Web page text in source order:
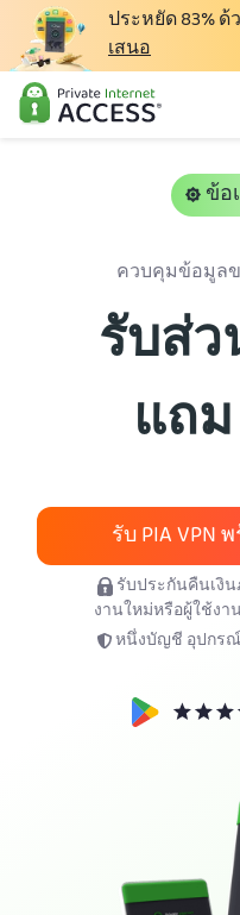
ประหยัด83%ด้
เสนอ
VPN คืออะไร
ดาวน์โหลด VPN
เซิร์ฟเวอร์ VPN
สมั
ข้อ
ควบคุมข้อมูล
รับส่
แถ
รับ PIA VPN
รับประกันคืนเงิ
งานใหม่หรือผู้ใช้งา
หนึ่งบัญชี อุปกร